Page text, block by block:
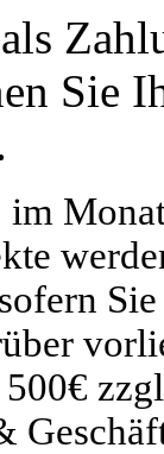
Sie